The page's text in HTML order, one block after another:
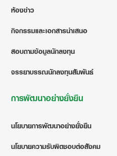
ห้องข่าว
กิจกรรมและเอกสารนำเสนอ
สอบถามข้อมูลนักลงทุน
จรรยาบรรณนักลงทุนสัมพันธ์
การพัฒนาอย่างยั่งยืน
นโยบายการพัฒนาอย่างยั่งยืน
นโยบายความรับผิดชอบต่อสังคม